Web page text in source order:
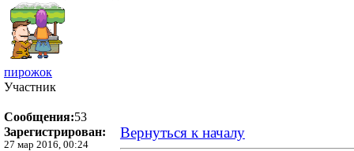
пирожок
Участник
Сообщения:53
Зарегистрирован:
27 мар 2016, 00:24
Вернуться к началу